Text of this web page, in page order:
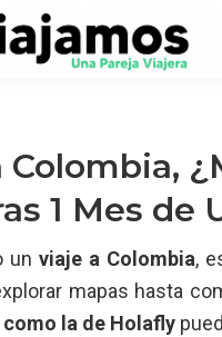
Colombia,
1 Mes de
unviaje a Colombia,
mapas hasta
como la de Holafly